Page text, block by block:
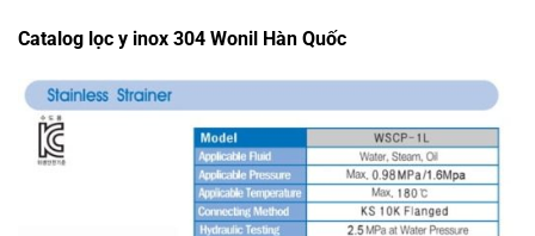
Catalog lọc y inox 304 Wonil Hàn Quốc